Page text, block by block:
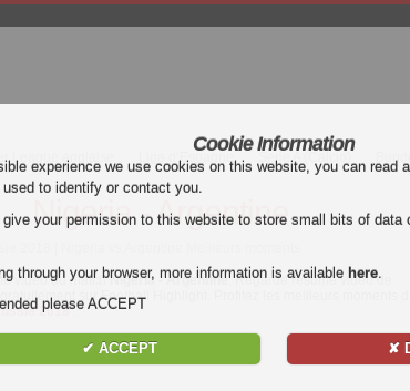
League anglaise Liga d’Espagne Serie A (Calcio)
Nigeria - Argentine
vidéo du matchNigeria - Argentine. Regarde résumé vidéo de
sur Football Highlight. Profitez les meilleurs moments de
2018 ..
Cookie Information
experience we use cookies on this website, you can read
to identify or contact you.
your permission to this website to store small bits of
through your browser, more information is available here.
please ACCEPT
✔ ACCEPT ✘